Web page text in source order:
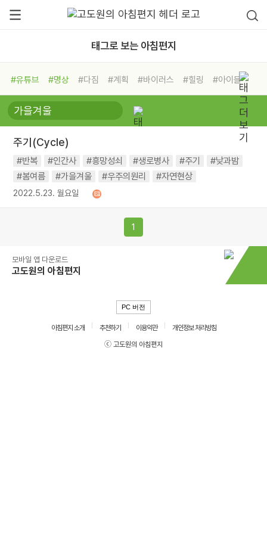
태그로 보는 아침편지
#유튜브 #명상 #다짐 #계획 #바이러스 #힐링
#아이들
#비전캠프
#독서캠프 #삶
#희망
#나눔 #친구 #링컨학교
#독서
#건강
주기(Cycle)
#반복 #인간사 #흥망성쇠 #생로병사 #주기
#낮과밤
#봄여름
#가을겨울 #우주의원리 #자연현상
2022.5.23. 월요일
1
모바일 앱 다운로드
고도원의 아침편지
PC 버전
아침편지 소개 추천하기 이용약관
개인정보 처리방침
ⓒ 고도원의 아침편지